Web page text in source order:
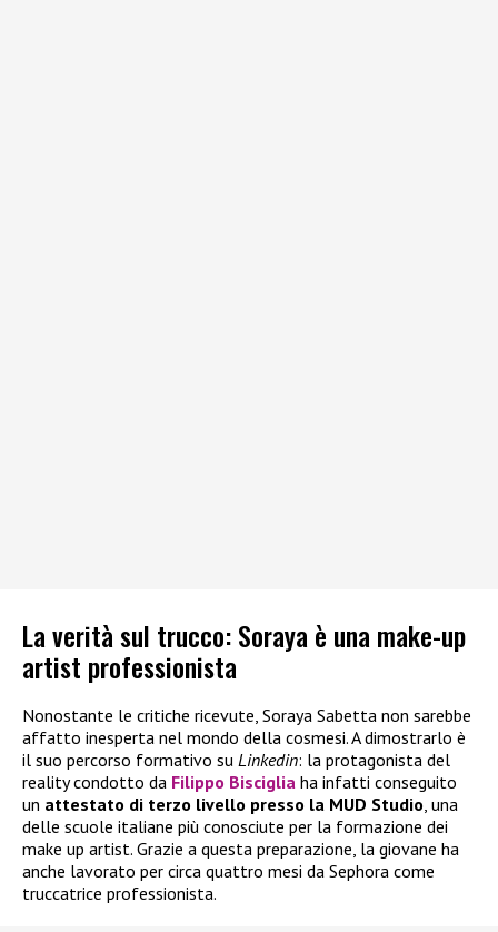
La verità sul trucco: Soraya è una make-up
artist professionista
Nonostante le critiche ricevute, Soraya Sabetta non sarebbe
affatto inesperta nel mondo della cosmesi. A dimostrarlo è
il suo percorso formativo su Linkedin: la protagonista del
reality condotto da Filippo Bisciglia ha infatti conseguito
un attestato di terzo livello presso la MUD Studio , una
delle scuole italiane più conosciute per la formazione dei
make up artist. Grazie a questa preparazione, la giovane ha
anche lavorato per circa quattro mesi da Sephora come
truccatrice professionista.